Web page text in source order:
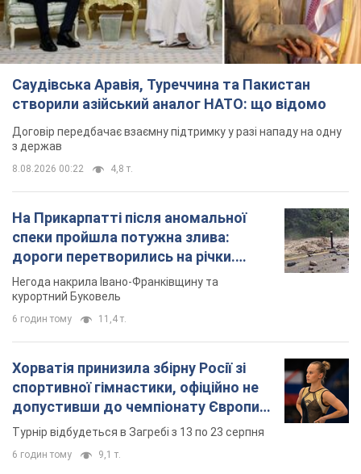
Саудівська Аравія, Туреччина та Пакистан
створили азійський аналог НАТО: що відомо
Договір передбачає взаємну підтримку у разі нападу на одну
з держав
8.08.2026 00:22 4,8 т.
На Прикарпатті після аномальної
спеки пройшла потужна злива:
дороги перетворились на річки.
Відео
Негода накрила Івано-Франківщину та
курортний Буковель
6 годин тому 11,4 т.
Хорватія принизила збірну Росії зі
спортивної гімнастики, офіційно не
допустивши до чемпіонату Європи
основних спортсменів
Турнір відбудеться в Загребі з 13 по 23 серпня
6 годин тому 9,1 т.